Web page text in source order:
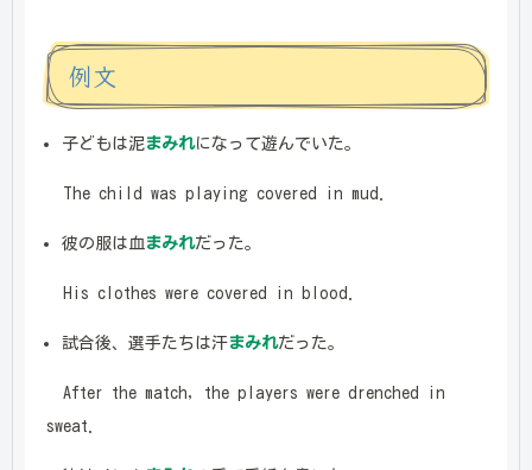
例文
子どもは泥まみれになって遊んでいた。
The child was playing covered in mud.
彼の服は血 まみれだった。
His clothes were covered in blood.
試合後、選手たちは汗まみれだった。
After the match, the players were drenched in
sweat.